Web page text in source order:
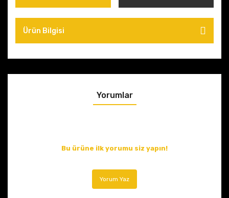
Ürün Bilgisi
Yorumlar
Bu ürüne ilk yorumu siz yapın!
Yorum Yaz